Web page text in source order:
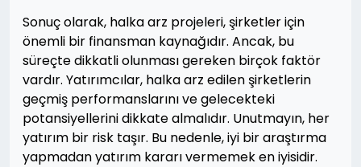
Sonuç olarak, halka arz projeleri, şirketler için
önemli bir finansman kaynağıdır. Ancak, bu
süreçte dikkatli olunması gereken birçok faktör
vardır. Yatırımcılar, halka arz edilen şirketlerin
geçmiş performanslarını ve gelecekteki
potansiyellerini dikkate almalıdır. Unutmayın, her
yatırım bir risk taşır. Bu nedenle, iyi bir araştırma
yapmadan yatırım kararı vermemek en iyisidir.